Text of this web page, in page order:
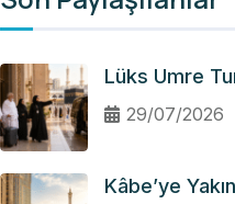
Lüks Umre
29/07/2026
Kâbe’ye